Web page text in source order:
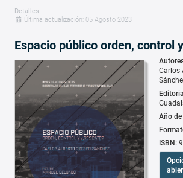
Detalles
Última actualización: 05 Agosto 2023
Espacio público orden, control
Carlos
Año
ISBN: